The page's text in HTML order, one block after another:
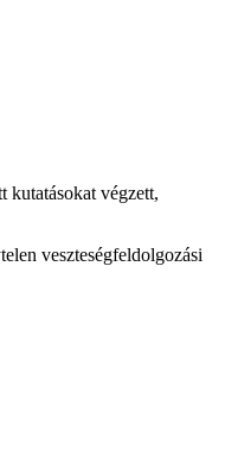
kutatásokat végzett,
veszteségfeldolgozási